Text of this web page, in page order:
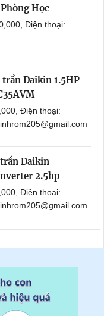
Học
Điện thoại:
Daikin 1.5HP
Điện thoại:
Daikin
2.5hp
Điện thoại: